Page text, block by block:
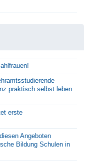
praktisch selbst leben
erste
Angeboten
Bildung Schulen in